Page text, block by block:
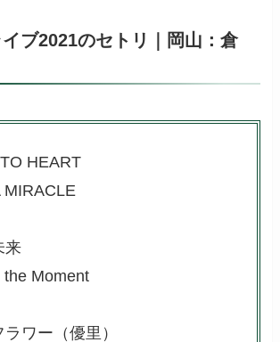
ブ2021のセトリ｜岡山：倉
HEART
MIRACLE
来
the Moment
ワー（優里）